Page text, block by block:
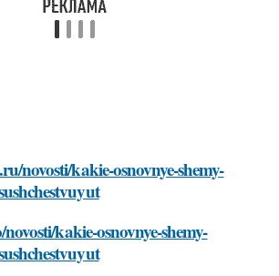
novosti/kakie-osnovnye-shemy-
kakie-osnovnye-shemy-